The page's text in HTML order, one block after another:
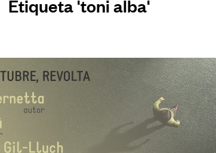
Etiqueta 'toni alba'